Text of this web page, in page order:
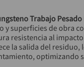
Trabajo
y superficies de obra
resistencia al
la salida del
optimizando